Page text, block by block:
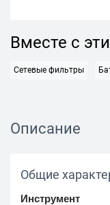
Вместе с
Сетевые фильтры
Описание
Общие
Инструмент